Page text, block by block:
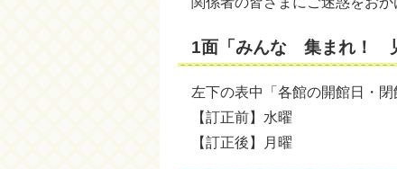
1面「みんな 集まれ！
左下の表中「各館の開館日・
【訂正前】水曜
【訂正後】月曜